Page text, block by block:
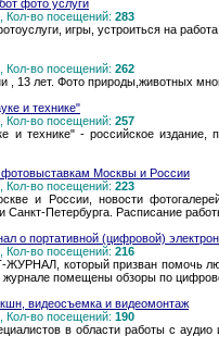
фото услуги
Кол-во посещений: 283
игры, устроиться на
Кол-во посещений: 262
, 13 лет. Фото природы,животных
и технике"
Кол-во посещений: 257
и технике" - российское издание,
Москвы и России
Кол-во посещений: 223
и России, новости
Петербурга. Расписание
о портативной (цифровой)
Кол-во посещений: 216
который призван помочь
журнале помещены обзоры по
видеосъемка и видеомонтаж
Кол-во посещений: 190
в области работы с